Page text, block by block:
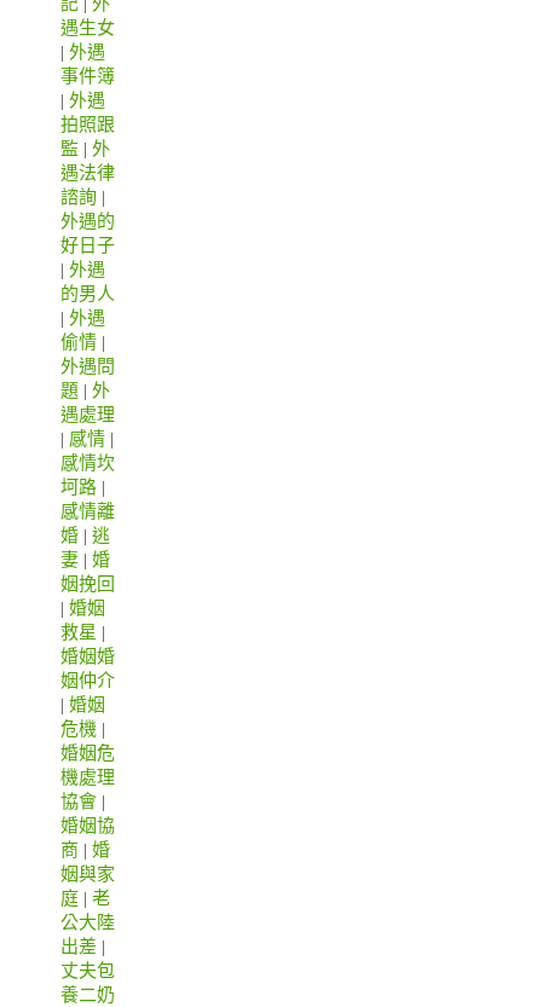
遇生女
| 外遇
事件簿
| 外遇
拍照跟
監 | 外
遇法律
諮詢 |
外遇的
好日子
| 外遇
的男人
| 外遇
偷情 |
外遇問
題 | 外
遇處理
| 感情 |
感情坎
坷路 |
感情離
婚 | 逃
妻 | 婚
姻挽回
| 婚姻
救星 |
婚姻婚
姻仲介
| 婚姻
危機 |
婚姻危
機處理
協會 |
婚姻協
商 | 婚
姻與家
庭 | 老
公大陸
出差 |
丈夫包
養二奶